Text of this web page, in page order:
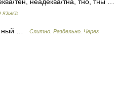
языка
…
Слитно. Раздельно. Через